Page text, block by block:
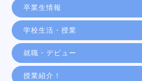
卒業生情報
学校生活・授業
就職・デビュー
授業紹介！